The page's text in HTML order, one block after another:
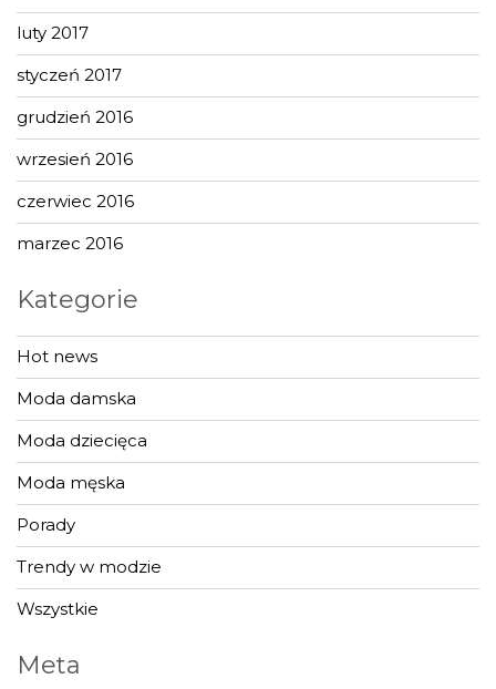
luty 2017
styczeń 2017
grudzień 2016
wrzesień 2016
czerwiec 2016
marzec 2016
Kategorie
Hot news
Moda damska
Moda dziecięca
Moda męska
Porady
Trendy w modzie
Wszystkie
Meta